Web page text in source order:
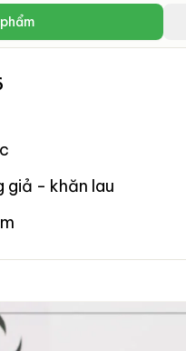
giả - khăn lau